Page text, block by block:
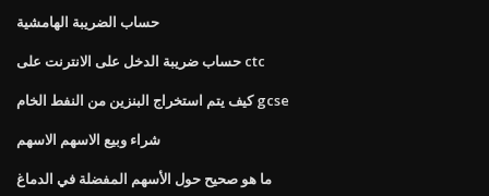
حساب الضريبة الهامشية
حساب ضريبة الدخل على الانترنت على ctc
كيف يتم استخراج البنزين من النفط الخام gcse
شراء وبيع الاسهم الاسهم
ما هو صحيح حول الأسهم المفضلة في الدماغ